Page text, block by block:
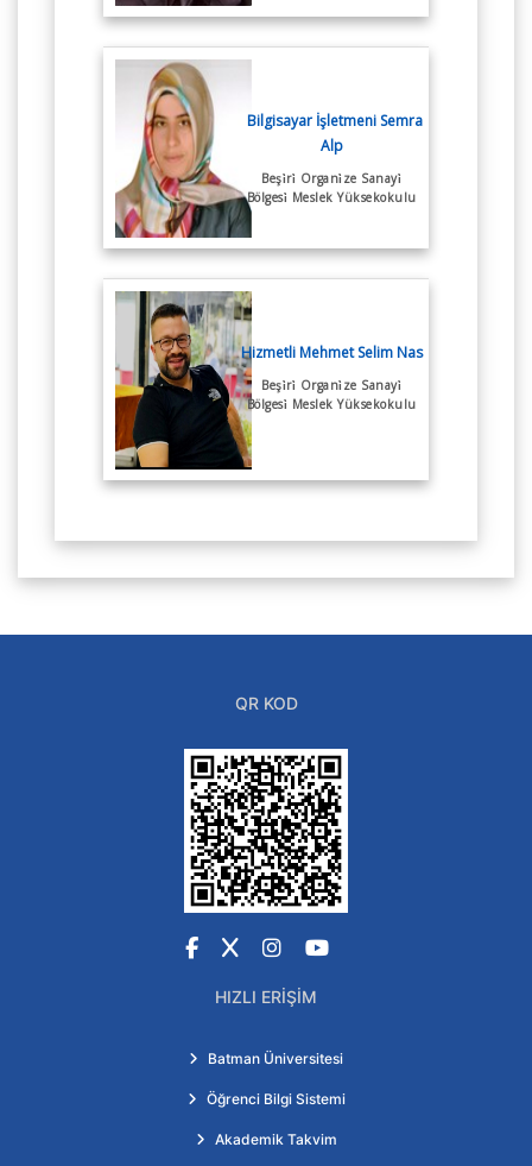
Bilgisayar İşletmeni Semra
Alp
Beşi̇ri̇ Organi̇ze Sanayi̇
Bölgesi̇ Meslek Yüksekokulu
Hizmetli Mehmet Selim Nas
Beşi̇ri̇ Organi̇ze Sanayi̇
Bölgesi̇ Meslek Yüksekokulu
QR KOD
Facebook
X Instagram
YouTube
HIZLI ERIŞIM
Batman Üniversitesi
Öğrenci Bilgi Sistemi
Akademik Takvim